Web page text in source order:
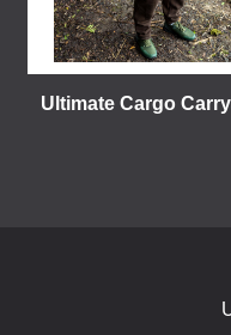
Ultimate Cargo